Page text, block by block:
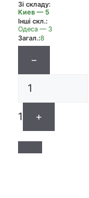
Зі складу:
Киев — 5
Інші скл.:
Одеса — 3
Загал.:8
−
1 +